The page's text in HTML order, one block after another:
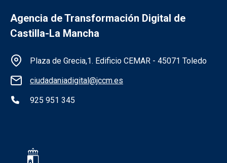
Agencia de Transformación Digital de
Castilla-La Mancha
Información de la institución
Plaza de Grecia,1. Edificio CEMAR - 45071 Toledo
ciudadaniadigital@jccm.es
925 951 345